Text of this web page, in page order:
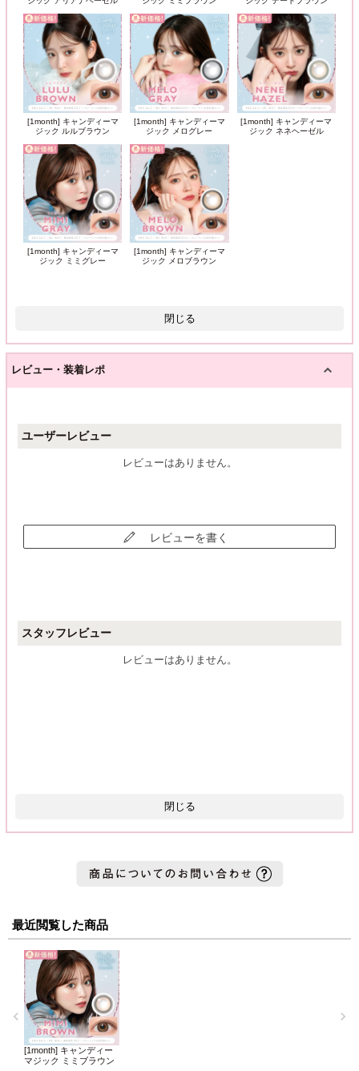
[1month] キャンディーマ
ジック ルルブラウン
[1month] キャンディーマ
ジック メログレー
[1month] キャンディーマ
ジック ネネヘーゼル
[1month] キャンディーマ
ジック ミミグレー
[1month] キャンディーマ
ジック メロブラウン
閉じる
レビュー・装着レポ
ユーザーレビュー
レビューはありません。
レビューを書く
スタッフレビュー
レビューはありません。
閉じる
最近閲覧した商品
[1month] キャンディー
マジック ミミブラウン